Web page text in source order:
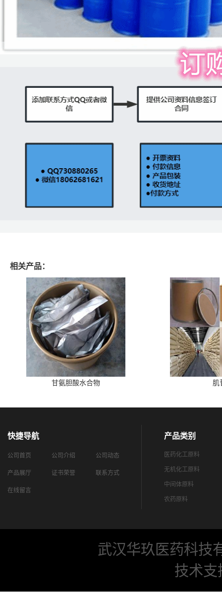
相关产品：
甘氨胆酸水合物 肌
快捷导航
公司首页 公司介绍 公司动态
产品展厅 证书荣誉 联系方式
在线留言
产品类别
医药化工原料
无机化工原料
中间体原料
农药原料
武汉华玖医药科技
技术